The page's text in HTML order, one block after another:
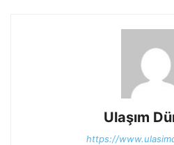
Ulaşım
https://